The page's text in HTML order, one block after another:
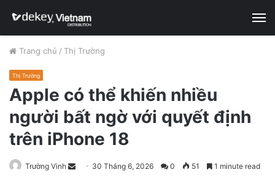
Trang chủ / Thị Trường
Thị Trường
Apple có thể khiến nhiều
người bất ngờ với quyết định
trên iPhone 18
Trường Vinh 30 Tháng 6, 2026 0 51 1 minute read